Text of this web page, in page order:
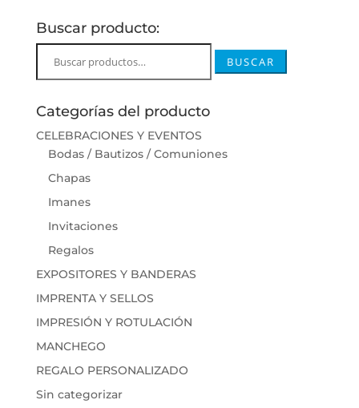
Buscar producto:
por:
BUSCAR
Categorías del producto
CELEBRACIONES Y EVENTOS
Bodas / Bautizos / Comuniones
Chapas
Imanes
Invitaciones
Regalos
EXPOSITORES Y BANDERAS
IMPRENTA Y SELLOS
IMPRESIÓN Y ROTULACIÓN
MANCHEGO
REGALO PERSONALIZADO
Sin categorizar